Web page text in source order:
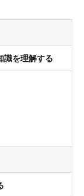
識を理解する